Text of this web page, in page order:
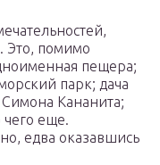
Это, помимо
пещера;
парк; дача
Симона Кананита;
чего еще.
едва оказавшись